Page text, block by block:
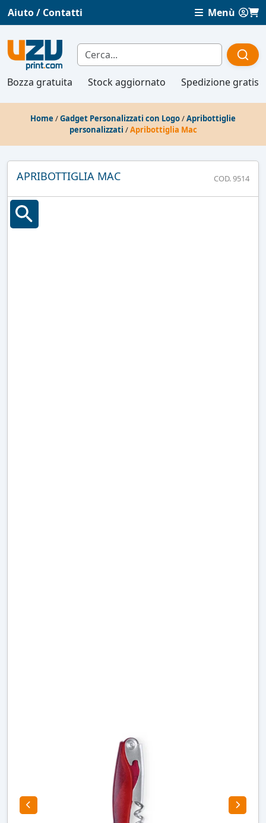
Aiuto / Contatti Menù
Bozza gratuita Stock aggiornato Spedizione gratis
Home /Gadget Personalizzati con Logo/Apribottiglie
personalizzati /Apribottiglia Mac
APRIBOTTIGLIA MAC COD. 9514